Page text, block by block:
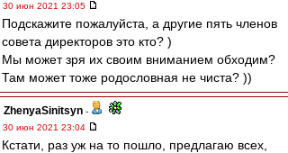
30 июн 2021 23:05
Подскажите пожалуйста, а другие пять членов
совета директоров это кто? )
Мы может зря их своим вниманием обходим?
Там может тоже родословная не чиста? ))
ZhenyaSinitsyn -
30 июн 2021 23:04
Кстати, раз уж на то пошло, предлагаю всех,